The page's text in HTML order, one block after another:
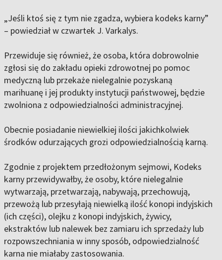
„Jeśli ktoś się z tym nie zgadza, wybiera kodeks karny”
– powiedział w czwartek J. Varkalys.
Przewiduje się również, że osoba, która dobrowolnie
zgłosi się do zakładu opieki zdrowotnej po pomoc
medyczną lub przekaże nielegalnie pozyskaną
marihuanę i jej produkty instytucji państwowej, będzie
zwolniona z odpowiedzialności administracyjnej.
Obecnie posiadanie niewielkiej ilości jakichkolwiek
środków odurzających grozi odpowiedzialnością karną.
Zgodnie z projektem przedłożonym sejmowi, Kodeks
karny przewidywałby, że osoby, które nielegalnie
wytwarzają, przetwarzają, nabywają, przechowują,
przewożą lub przesyłają niewielką ilość konopi indyjskich
(ich części), olejku z konopi indyjskich, żywicy,
ekstraktów lub nalewek bez zamiaru ich sprzedaży lub
rozpowszechniania w inny sposób, odpowiedzialność
karna nie miałaby zastosowania.